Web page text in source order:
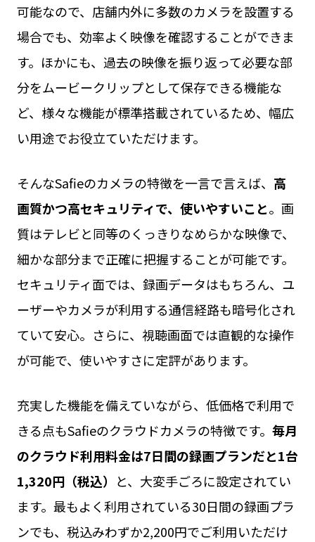
可能なので、店舗内外に多数のカメラを設置する
場合でも、効率よく映像を確認することができま
す。ほかにも、過去の映像を振り返って必要な部
分をムービークリップとして保存できる機能な
ど、様々な機能が標準搭載されているため、幅広
い用途でお役立ていただけます。
そんなSafieのカメラの特徴を一言で言えば、 高
画質かつ高セキュリティで、使いやすいこと。画
質はテレビと同等のくっきりなめらかな映像で、
細かな部分まで正確に把握することが可能です。
セキュリティ面では、録画データはもちろん、ユ
ーザーやカメラが利用する通信経路も暗号化され
ていて安心。さらに、視聴画面では直観的な操作
が可能で、使いやすさに定評があります。
充実した機能を備えていながら、低価格で利用で
きる点もSafieのクラウドカメラの特徴です。 毎月
のクラウド利用料金は7日間の録画プランだと1台
1,320円（税込） と、大変手ごろに設定されてい
ます。最もよく利用されている30日間の録画プラ
ンでも、税込みわずか2,200円でご利用いただけ